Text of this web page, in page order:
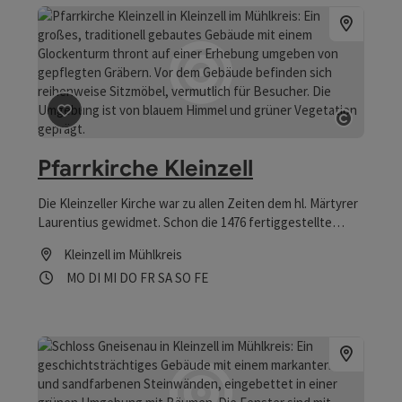
Beitrag merken
Pfarrkirche Kleinzell
Die Kleinzeller Kirche war zu allen Zeiten dem hl. Märtyrer
Laurentius gewidmet. Schon die 1476 fertiggestellte
mit dem in Granit gemeißelten Rost das Attribut dieses
Märtyrers auf.
Kleinzell im Mühlkreis
Öffnungszeiten
MO Montag geöffnet
DI Dienstag geöffnet
MI Mittwoch geöffnet
DO Donnerstag geöffnet
FR Freitag geöffnet
SASamstag geöffnet
SO Sonntag geöffnet
FEFeiertag geöffnet